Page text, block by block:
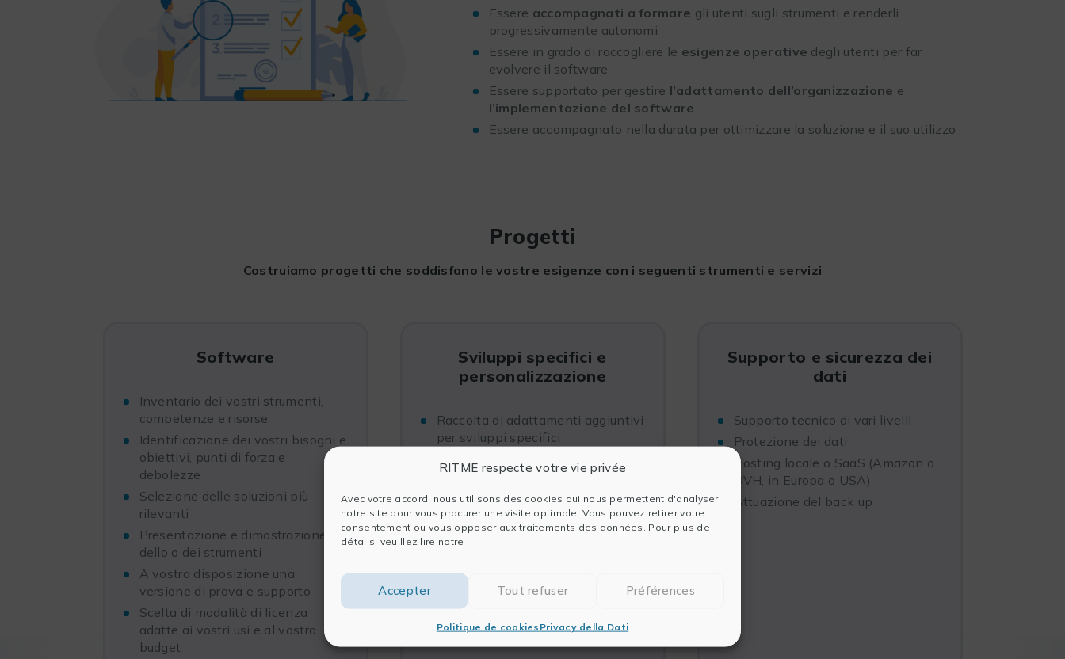
RITME respecte votre vie privée
Avec votre accord, nous utilisons des cookies qui nous permettent d'analyser
notre site pour vous procurer une visite optimale. Vous pouvez retirer votre
consentement ou vous opposer aux traitements des données. Pour plus de
détails, veuillez lire notre
Accepter Tout refuser Préférences
Politique de cookies Privacy della Dati
Essere accompagnati a formare gli utenti sugli strumenti e renderli
progressivamente autonomi
Essere in grado di raccogliere le esigenze operative degli utenti per far
evolvere il software
Essere supportato per gestire l’adattamento dell’organizzazione e
l’implementazione del software
Essere accompagnato nella durata per ottimizzare la soluzione e il suo utilizzo
Progetti
Costruiamo progetti che soddisfano le vostre esigenze con i seguenti strumenti e servizi
Software
Inventario dei vostri strumenti,
competenze e risorse
Identificazione dei vostri bisogni e
obiettivi, punti di forza e
debolezze
Selezione delle soluzioni più
rilevanti
Presentazione e dimostrazione
dello o dei strumenti
A vostra disposizione una
versione di prova e supporto
Scelta di modalità di licenza
adatte ai vostri usi e al vostro
budget
Sviluppi specifici e
personalizzazione
Raccolta di adattamenti aggiuntivi
per sviluppi specifici
specifiche
Costi e pianificazione
Follow-up del progetto di sviluppo
e test di ricevuta
migrazione dei dati
Monitoraggio ed evoluzione della
soluzione
Supporto e sicurezza dei
dati
Supporto tecnico di vari livelli
Protezione dei dati
Hosting locale o SaaS (Amazon o
OVH, in Europa o USA)
Attuazione del back up